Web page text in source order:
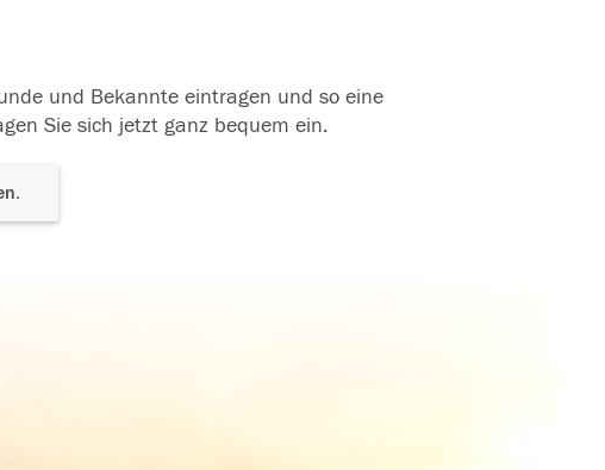
und Bekannte eintragen und so eine
Sie sich jetzt ganz bequem ein.